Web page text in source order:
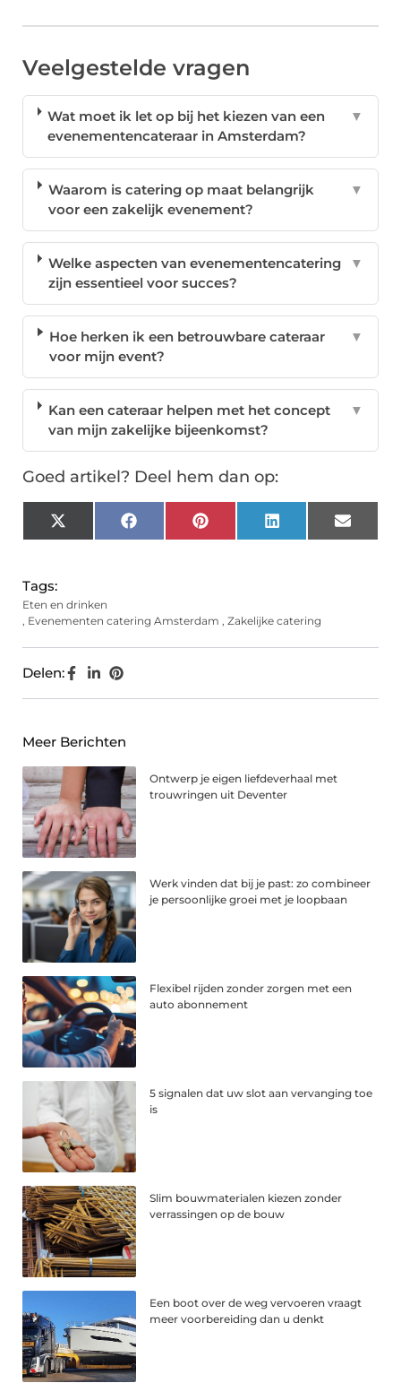
Veelgestelde vragen
Wat moet ik let op bij het kiezen van een
evenementencateraar in Amsterdam?
▼
Waarom is catering op maat belangrijk
voor een zakelijk evenement?
▼
Welke aspecten van evenementencatering
zijn essentieel voor succes?
▼
Hoe herken ik een betrouwbare cateraar
voor mijn event?
▼
Kan een cateraar helpen met het concept
van mijn zakelijke bijeenkomst?
▼
Goed artikel? Deel hem dan op:
X
(Twitter)
FacebookPinterest LinkedIn Email
Tags:
Eten en drinken
, Evenementen catering Amsterdam , Zakelijke catering
Delen:
Meer Berichten
Ontwerp je eigen liefdeverhaal met
trouwringen uit Deventer
Werk vinden dat bij je past: zo combineer
je persoonlijke groei met je loopbaan
Flexibel rijden zonder zorgen met een
auto abonnement
5 signalen dat uw slot aan vervanging toe
is
Slim bouwmaterialen kiezen zonder
verrassingen op de bouw
Een boot over de weg vervoeren vraagt
meer voorbereiding dan u denkt